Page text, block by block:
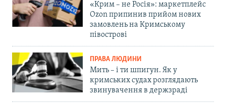
«Крим – не Росія»: маркетплейс
Ozon припинив прийом нових
замовлень на Кримському
півострові
ПРАВА ЛЮДИНИ
Мить – і ти шпигун. Як у
кримських судах розглядають
звинувачення в держзраді